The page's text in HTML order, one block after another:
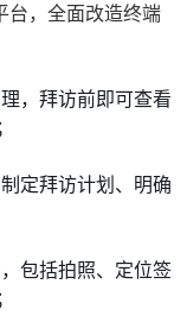
台，全面改造终端
，拜访前即可查看
定拜访计划、明确
包括拍照、定位签